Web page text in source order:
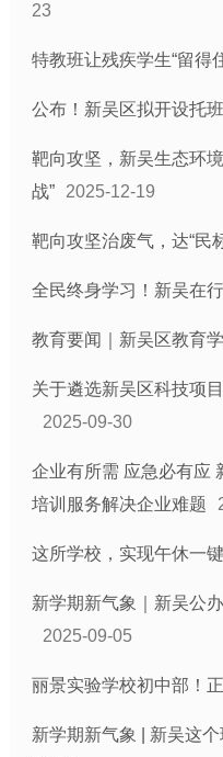
23
特教班让残疾学生“留得
公布！新吴区拟开设托
靶向攻坚，新吴生态环
战”
2025-12-19
靶向攻坚治废气，达“民
全民终身学习！新吴在行
教育要闻｜新吴区教育
关于遴选新吴区科技项
2025-09-30
企业有所需 应急必有应
培训服务解决企业难题
这所学校，实现午休一键
新学期新气象｜新吴公
2025-09-05
丽景实验学校初中部！正
新学期新气象 | 新吴这